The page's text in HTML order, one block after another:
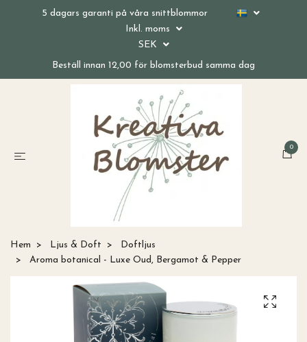
5 dagars garanti på våra snittblommor
Inkl. moms
SEK
Beställ innan 12,00 för blomsterbud samma dag
0
Hem Ljus & Doft
Doftljus
Aroma botanical - Luxe Oud, Bergamot & Pepper